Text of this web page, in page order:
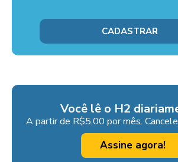
Você lê o H2
A partir de R$5,00 por mês.
Assine agora!